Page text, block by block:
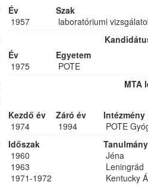
Év
Szak
1957
laboratóriumi
Év Egyetem
1975
POTE
MTA
Kezdő év Záró év Intézmény
1974
1994 POTE
Időszak
1960
Jéna
1963
Leningrád
1971-1972
Kentucky